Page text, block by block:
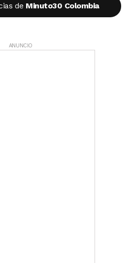
de Minuto30 Colombia
ANUNCIO